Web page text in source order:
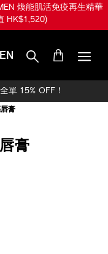
煥能肌活免疫再生精華
HK$1,520)
EN
單 15% OFF！
唇膏
膏